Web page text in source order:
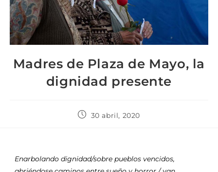
Madres de Plaza de Mayo, la
dignidad presente
30 abril, 2020
Enarbolando dignidad/sobre pueblos vencidos,